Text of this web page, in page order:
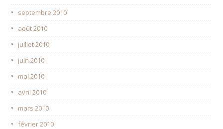
septembre 2010
août 2010
juillet 2010
juin 2010
mai 2010
avril 2010
mars 2010
février 2010